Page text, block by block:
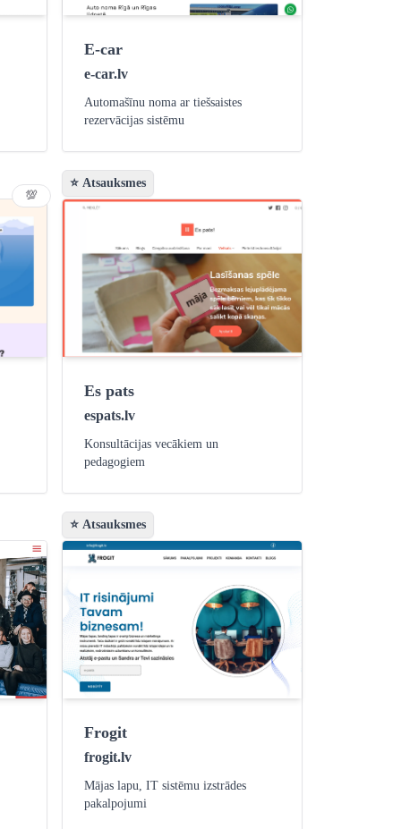
E-car
e-car.lv
Automašīnu noma ar tiešsaistes
rezervācijas sistēmu
💯
⭐ Atsauksmes
Es pats
espats.lv
Konsultācijas vecākiem un
pedagogiem
⭐ Atsauksmes
Frogit
frogit.lv
Mājas lapu, IT sistēmu izstrādes
pakalpojumi